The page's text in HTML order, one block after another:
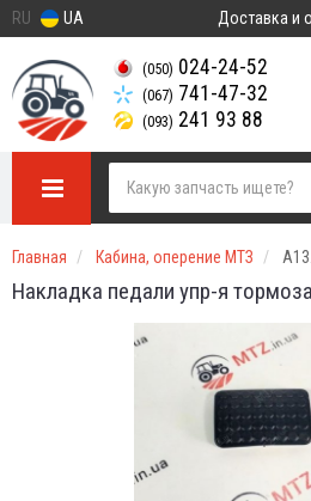
RU UA Доставка и
(050) 024-24-52
(067) 741-47-32
(093) 241 93 88
Главная Кабина, оперение МТЗ
Накладка педали упр-я